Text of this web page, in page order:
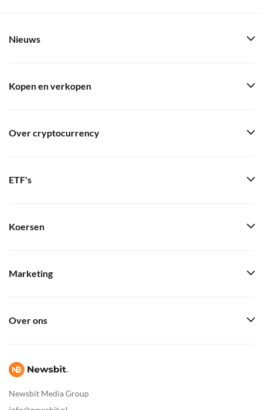
Newsbit Media Group
Nieuws
Kopen en verkopen
Over cryptocurrency
ETF's
Koersen
Marketing
Over ons